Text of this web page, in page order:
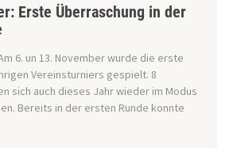
Erste Überraschung in der
6. un 13. November wurde die erste
Vereinsturniers gespielt. 8
sich auch dieses Jahr wieder im Modus
Bereits in der ersten Runde konnte